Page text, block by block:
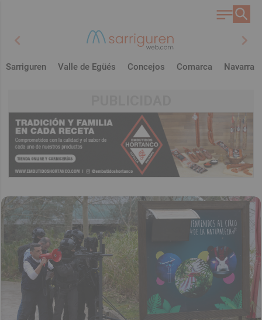
chevron_left chevron_right
Sarriguren Valle de Egüés Concejos Comarca Navarra